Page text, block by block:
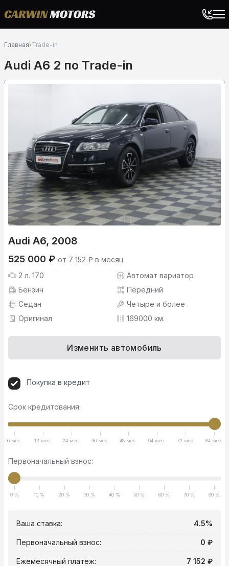
Главная›Trade-in
Audi A6 2 по Trade-in
Audi A6, 2008
525 000 ₽ от 7 152 ₽ в месяц
2 л. 170
Автомат вариатор
Бензин
Передний
Седан
Четыре и более
Оригинал
169000 км.
Изменить автомобиль
Покупка в кредит
Срок кредитования:
6 мес. 12 мес. 24 мес. 36 мес. 48 мес. 64 мес. 72 мес. 84 мес.
Первоначальный взнос:
0 % 10 % 20 % 30 % 40 % 50 % 60 % 70 % 80 %
Ваша ставка: 4.5%
Первоначальный взнос: 0 ₽
Ежемесячный платеж: 7 152 ₽